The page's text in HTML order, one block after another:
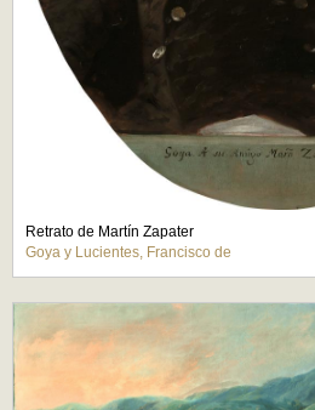
Retrato de Martín Zapater
Goya y Lucientes, Francisco de